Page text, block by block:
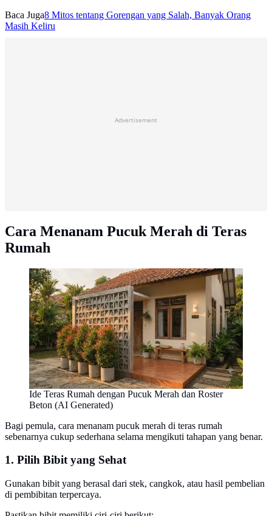
Baca Juga8 Mitos tentang Gorengan yang Salah, Banyak Orang
Masih Keliru
Advertisement
Cara Menanam Pucuk Merah di Teras
Rumah
Ide Teras Rumah dengan Pucuk Merah dan Roster
Beton (AI Generated)
Bagi pemula, cara menanam pucuk merah di teras rumah
sebenarnya cukup sederhana selama mengikuti tahapan yang benar.
1. Pilih Bibit yang Sehat
Gunakan bibit yang berasal dari stek, cangkok, atau hasil pembelian
di pembibitan terpercaya.